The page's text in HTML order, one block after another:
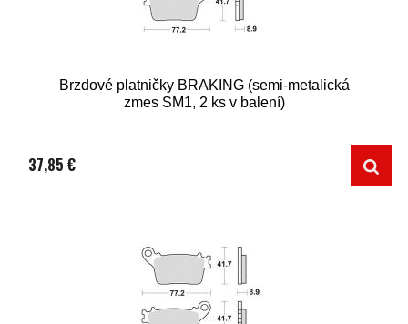
Brzdové platničky BRAKING (semi-metalická
zmes SM1, 2 ks v balení)
37,85 €